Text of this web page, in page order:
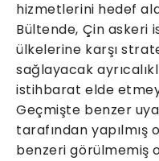
hizmetlerini hedef
Bültende, Çin askeri
ülkelerine karşı
sağlayacak
istihbarat elde
Geçmişte benzer
tarafından
benzeri görülmemiş